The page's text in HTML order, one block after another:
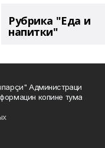
Рубрика "Еда и
напитки"
Администраци
копине тума